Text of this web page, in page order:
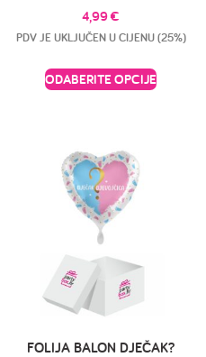
4,99€
PDV JE UKLJUČEN U CIJENU (25%)
ODABERITE OPCIJE
FOLIJA BALON DJEČAK?